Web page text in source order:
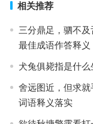
相关推荐
三分鼎足，驷不
最佳成语作答释义
犬兔俱毙指是什
舍远图近，但求
词语释义落实